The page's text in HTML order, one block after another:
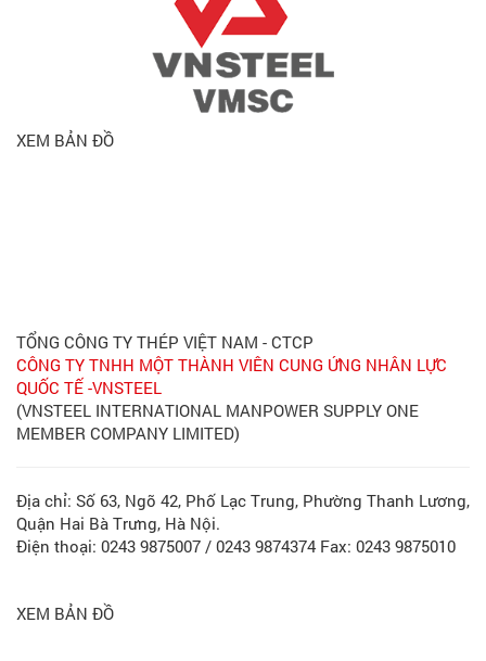
XEM BẢN ĐỒ
TỔNG CÔNG TY THÉP VIỆT NAM - CTCP
CÔNG TY TNHH MỘT THÀNH VIÊN CUNG ỨNG NHÂN LỰC
QUỐC TẾ -VNSTEEL
(VNSTEEL INTERNATIONAL MANPOWER SUPPLY ONE
MEMBER COMPANY LIMITED)
Địa chỉ: Số 63, Ngõ 42, Phố Lạc Trung, Phường Thanh Lương,
Quận Hai Bà Trưng, Hà Nội.
Điện thoại: 0243 9875007 / 0243 9874374 Fax: 0243 9875010
XEM BẢN ĐỒ